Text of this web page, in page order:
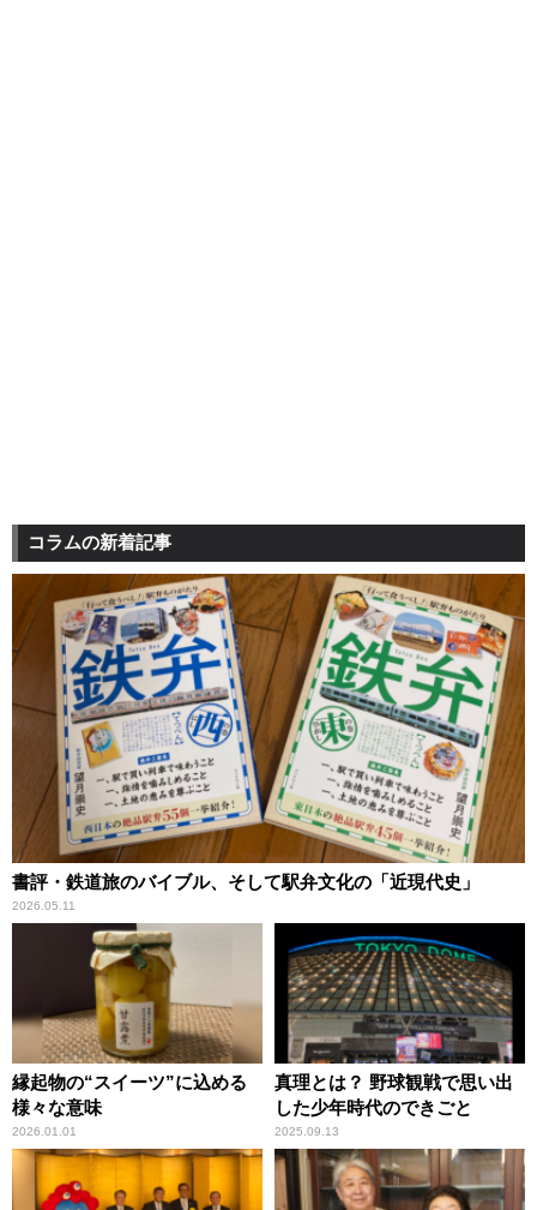
コラムの新着記事
書評・鉄道旅のバイブル、そして駅弁文化の「近現代史」
2026.05.11
縁起物の“スイーツ”に込める
様々な意味
2026.01.01
真理とは？ 野球観戦で思い出
した少年時代のできごと
2025.09.13